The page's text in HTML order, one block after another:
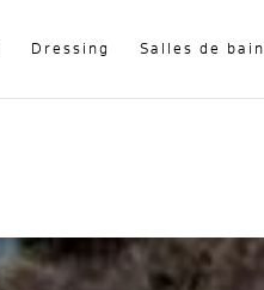
Dressing Salles de bain